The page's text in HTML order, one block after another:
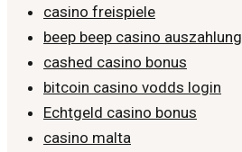
casino freispiele
beep beep casino auszahlung
cashed casino bonus
bitcoin casino vodds login
Echtgeld casino bonus
casino malta